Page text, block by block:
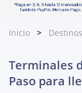
Inicio
Terminales
Paso para